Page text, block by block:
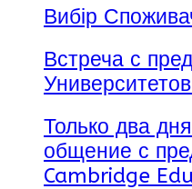
Вибір
Встреча с
Только два
общение с
Cambridge